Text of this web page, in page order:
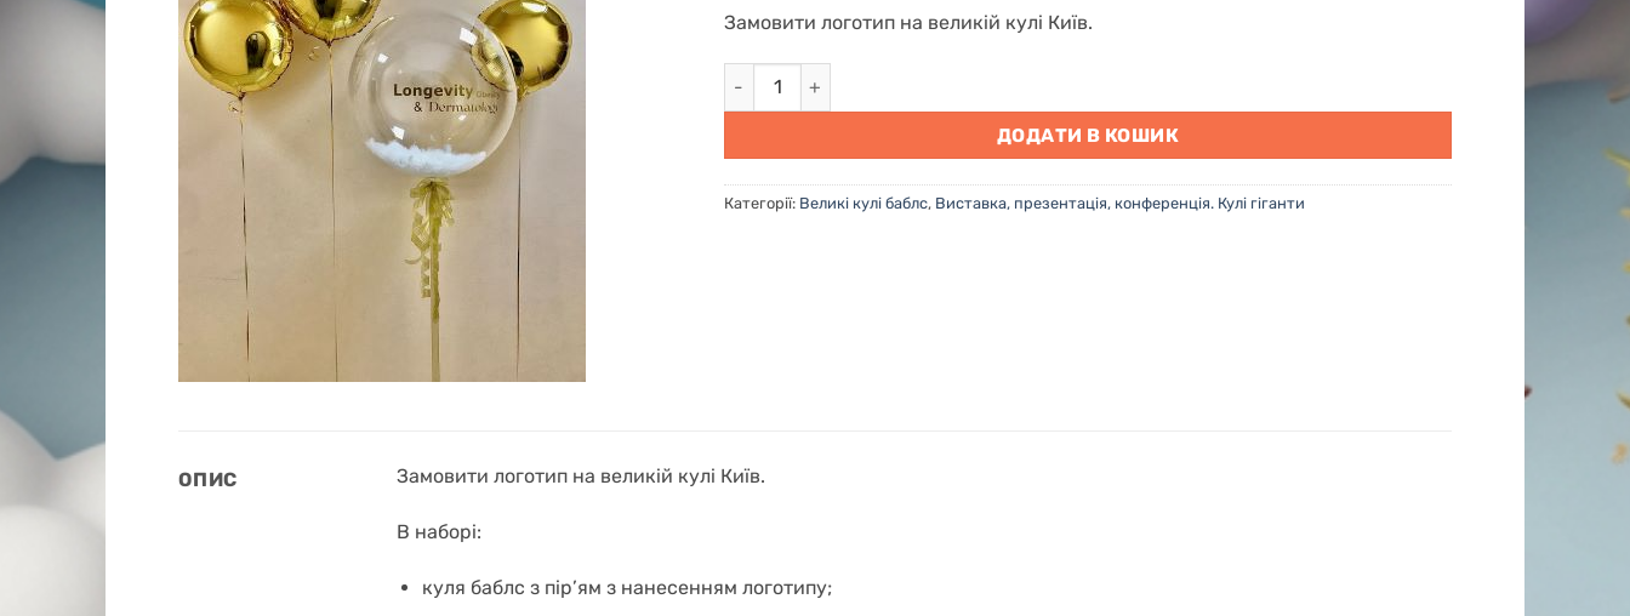
Замовити логотип на великій кулі Київ.
Замовити логотип на великій кулі Київ кількість
ДОДАТИ В КОШИК
Категорії: Великі кулі баблс, Виставка, презентація, конференція. Кулі гіганти
ОПИС Замовити логотип на великій кулі Київ.
В наборі:
куля баблс з пір’ям з нанесенням логотипу;